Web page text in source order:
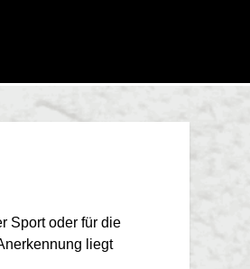
Sport oder für die
liegt